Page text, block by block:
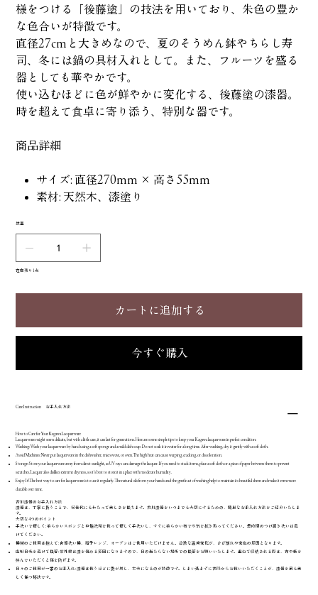
様をつける「後藤塗」の技法を用いており、朱色の豊か
な色合いが特徴です。
直径27cmと大きめなので、夏のそうめん鉢やちらし寿
司、冬には鍋の具材入れとして。また、フルーツを盛る
器としても華やかです。
使い込むほどに色が鮮やかに変化する、後藤塗の漆器。
時を超えて食卓に寄り添う、特別な器です。
商品詳細
サイズ: 直径270mm × 高さ55mm
素材: 天然木、漆塗り
数量
在庫残り1点
カートに追加する
今すぐ購入
Care Instruction お手入れ方法
How to Care for Your Kagawa Lacquerware
Lacquerware might seem delicate, but with a little care, it can last for generations. Here are some simple tips to keep your Kagawa lacquerware in perfect condition:
Washing: Wash your lacquerware by hand using a soft sponge and a mild dish soap. Do not soak it in water for a long time. After washing, dry it gently with a soft cloth.
Avoid Machines: Never put lacquerware in the dishwasher, microwave, or oven. The high heat can cause warping, cracking, or discoloration.
Storage: Store your lacquerware away from direct sunlight, as UV rays can damage the lacquer. If you need to stack items, place a soft cloth or a piece of paper between them to prevent
scratches. Lacquer also dislikes extreme dryness, so it's best to store it in a place with moderate humidity.
Enjoy It! The best way to care for lacquerware is to use it regularly. The natural oils from your hands and the gentle act of washing help to maintain its beautiful sheen and make it even more
durable over time.
香川漆器のお手入れ方法
漆器は、丁寧に扱うことで、何世代にもわたって美しさを保ちます。香川漆器をいつまでも大切にするための、簡単なお手入れ方法をご紹介いたしま
す。
大切な4つのポイント
手洗いで優しく: 柔らかいスポンジと中性洗剤を使って優しく手洗いし、すぐに柔らかい布で水気を拭き取ってください。長時間のつけ置き洗いは避
けてください。
機械のご使用は控えて: 食器洗い機、電子レンジ、オーブンはご使用いただけません。急激な温度変化が、ひび割れや変色の原因となります。
直射日光を避けて保管: 紫外線は漆を傷める原因になりますので、日の当たらない場所での保管をお願いいたします。重ねて収納される際は、布や紙を
挟んでいただくと傷を防げます。
日々のご使用が一番のお手入れ: 漆器は使うほどに艶が増し、丈夫になるのが特徴です。しまい込まずに普段からお使いいただくことが、漆器を最も美
しく保つ秘訣です。